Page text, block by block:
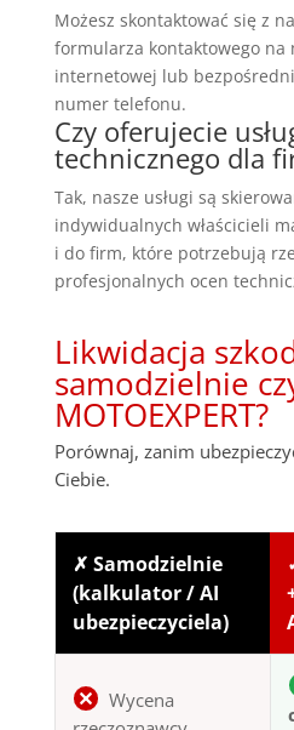
Możesz skontaktować się z
formularza kontaktowego na
internetowej lub
numer telefonu.
Czy oferujecie
technicznego dla
Tak, nasze usługi są
indywidualnych właścicieli
i do firm, które potrzebują
profesjonalnych ocen
Likwidacja
samodzielnie
MOTOEXPERT?
Porównaj, zanim
Ciebie.
✗ Samodzielnie
(kalkulator / AI
ubezpieczyciela)
Wycena